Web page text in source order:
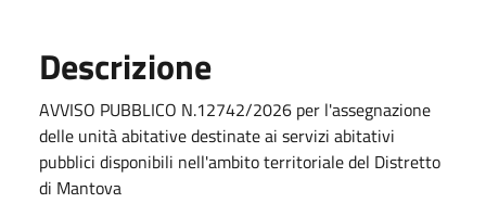
Descrizione
AVVISO PUBBLICO N.12742/2026 per l'assegnazione
delle unità abitative destinate ai servizi abitativi
pubblici disponibili nell'ambito territoriale del Distretto
di Mantova